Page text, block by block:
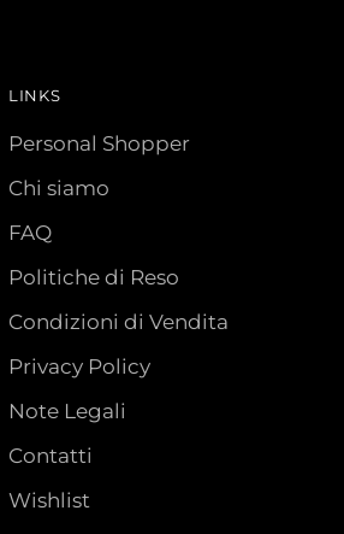
LINKS
Personal Shopper
Chi siamo
FAQ
Politiche di Reso
Condizioni di Vendita
Privacy Policy
Note Legali
Contatti
Wishlist